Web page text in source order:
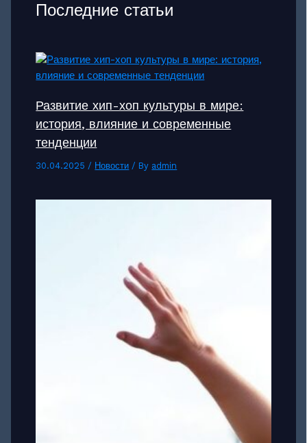
Последние статьи
Развитие хип-хоп культуры в мире:
история, влияние и современные
тенденции
30.04.2025 / Новости / By admin